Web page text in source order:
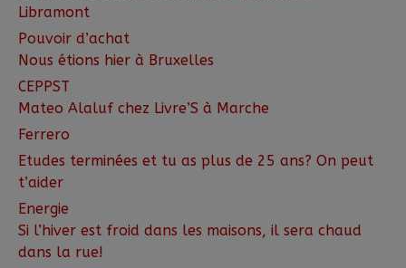
Libramont
Pouvoir d’achat
Nous étions hier à Bruxelles
CEPPST
Mateo Alaluf chez Livre’S à Marche
Ferrero
Etudes terminées et tu as plus de 25 ans? On peut
t’aider
Energie
Si l’hiver est froid dans les maisons, il sera chaud
dans la rue!